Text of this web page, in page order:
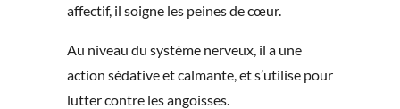
affectif, il soigne les peines de cœur.
Au niveau du système nerveux, il a une
action sédative et calmante, et s’utilise pour
lutter contre les angoisses.